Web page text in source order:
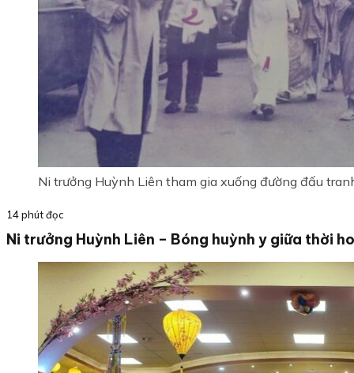
Ni trưởng Huỳnh Liên tham gia xuống đường đấu
14 phút đọc
Ni trưởng Huỳnh Liên – Bóng huỳnh y giữa thời